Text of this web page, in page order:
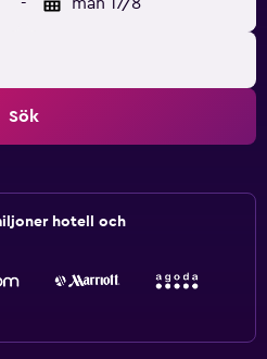
Sök
hotell och